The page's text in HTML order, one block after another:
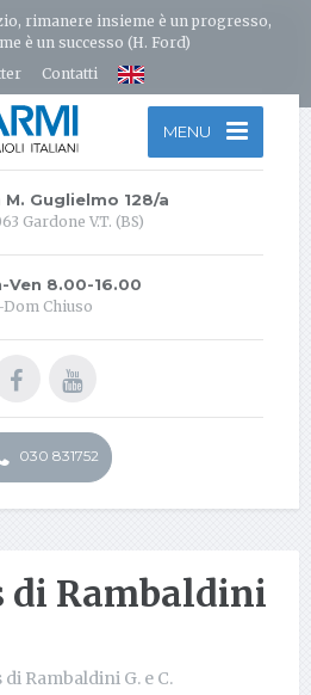
rimanere insieme è un progresso,
è un successo (H. Ford)
Contatti
MENU
M. Guglielmo 128/a
Gardone V.T. (BS)
Ven 8.00-16.00
Dom Chiuso
030 831752
di Rambaldini
di Rambaldini G. e C.